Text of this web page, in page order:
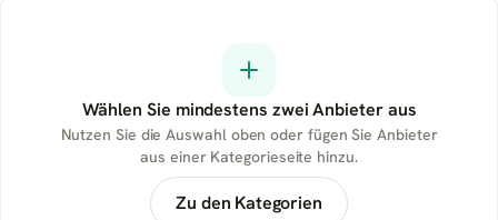
Wählen Sie mindestens zwei Anbieter aus
Nutzen Sie die Auswahl oben oder fügen Sie Anbieter
aus einer Kategorieseite hinzu.
Zu den Kategorien